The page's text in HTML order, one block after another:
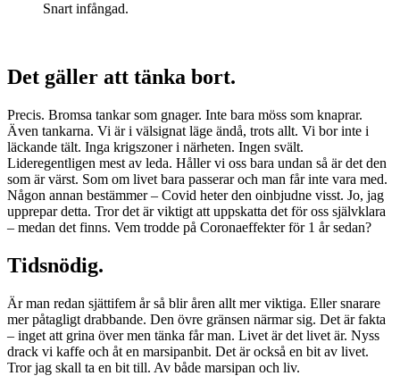
Snart infångad.
Det gäller att tänka bort.
Precis. Bromsa tankar som gnager. Inte bara möss som knaprar.
Även tankarna. Vi är i välsignat läge ändå, trots allt. Vi bor inte i
läckande tält. Inga krigszoner i närheten. Ingen svält.
Lideregentligen mest av leda. Håller vi oss bara undan så är det den
som är värst. Som om livet bara passerar och man får inte vara med.
Någon annan bestämmer – Covid heter den oinbjudne visst. Jo, jag
upprepar detta. Tror det är viktigt att uppskatta det för oss självklara
– medan det finns. Vem trodde på Coronaeffekter för 1 år sedan?
Tidsnödig.
Är man redan sjättifem år så blir åren allt mer viktiga. Eller snarare
mer påtagligt drabbande. Den övre gränsen närmar sig. Det är fakta
– inget att grina över men tänka får man. Livet är det livet är. Nyss
drack vi kaffe och åt en marsipanbit. Det är också en bit av livet.
Tror jag skall ta en bit till. Av både marsipan och liv.